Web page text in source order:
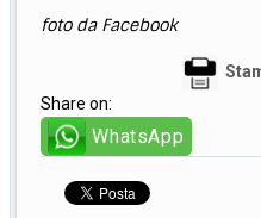
foto da Facebook
Share on:
WhatsApp